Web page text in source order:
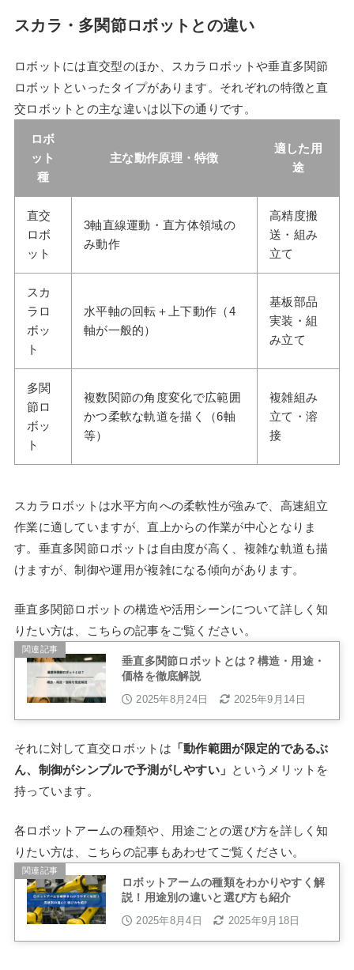
スカラ・多関節ロボットとの違い
ロボットには直交型のほか、スカラロボットや垂直多関節
ロボットといったタイプがあります。それぞれの特徴と直
交ロボットとの主な違いは以下の通りです。
ロボ
ット
種
主な動作原理・特徴
適した用
途
直交
ロボ
ット
3軸直線運動・直方体領域の
み動作
高精度搬
送・組み
立て
スカ
ラロ
ボッ
ト
水平軸の回転＋上下動作（4
軸が一般的）
基板部品
実装・組
み立て
多関
節ロ
ボッ
ト
複数関節の角度変化で広範囲
かつ柔軟な軌道を描く（6軸
等）
複雑組み
立て・溶
接
スカラロボットは水平方向への柔軟性が強みで、高速組立
作業に適していますが、直上からの作業が中心となりま
す。垂直多関節ロボットは自由度が高く、複雑な軌道も描
けますが、制御や運用が複雑になる傾向があります。
垂直多関節ロボットの構造や活用シーンについて詳しく知
りたい方は、こちらの記事をご覧ください。
関連記事
垂直多関節ロボットとは？構造・用途・
価格を徹底解説
2025年8月24日 2025年9月14日
それに対して直交ロボットは 「動作範囲が限定的であるぶ
ん、制御がシンプルで予測がしやすい」 というメリットを
持っています。
各ロボットアームの種類や、用途ごとの選び方を詳しく知
りたい方は、こちらの記事もあわせてご覧ください。
関連記事
ロボットアームの種類をわかりやすく解
説！用途別の違いと選び方も紹介
2025年8月4日 2025年9月18日